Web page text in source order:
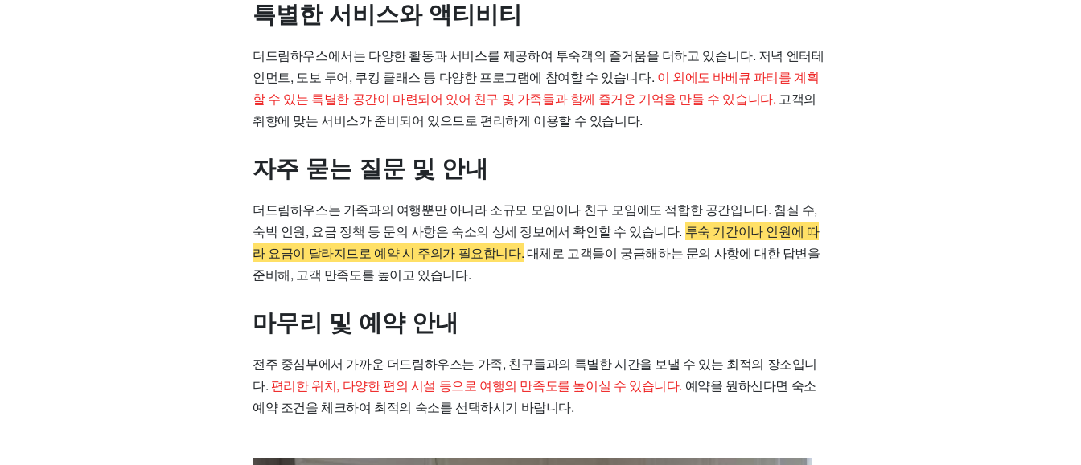
특별한 서비스와 액티비티
더드림하우스에서는 다양한 활동과 서비스를 제공하여 투숙객의 즐거움을 더하고 있습니다. 저녁 엔터테
인먼트, 도보 투어, 쿠킹 클래스 등 다양한 프로그램에 참여할 수 있습니다. 이 외에도 바베큐 파티를 계획
할 수 있는 특별한 공간이 마련되어 있어 친구 및 가족들과 함께 즐거운 기억을 만들 수 있습니다. 고객의
취향에 맞는 서비스가 준비되어 있으므로 편리하게 이용할 수 있습니다.
자주 묻는 질문 및 안내
더드림하우스는 가족과의 여행뿐만 아니라 소규모 모임이나 친구 모임에도 적합한 공간입니다. 침실 수,
숙박 인원, 요금 정책 등 문의 사항은 숙소의 상세 정보에서 확인할 수 있습니다. 투숙 기간이나 인원에 따
라 요금이 달라지므로 예약 시 주의가 필요합니다.대체로 고객들이 궁금해하는 문의 사항에 대한 답변을
준비해, 고객 만족도를 높이고 있습니다.
마무리 및 예약 안내
전주 중심부에서 가까운 더드림하우스는 가족, 친구들과의 특별한 시간을 보낼 수 있는 최적의 장소입니
다. 편리한 위치, 다양한 편의 시설 등으로 여행의 만족도를 높이실 수 있습니다. 예약을 원하신다면 숙소
예약 조건을 체크하여 최적의 숙소를 선택하시기 바랍니다.